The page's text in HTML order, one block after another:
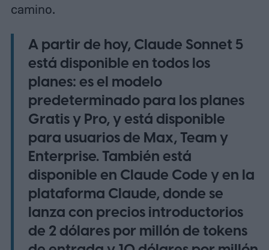
camino.
A partir de hoy, Claude Sonnet 5
está disponible en todos los
planes: es el modelo
predeterminado para los planes
Gratis y Pro, y está disponible
para usuarios de Max, Team y
Enterprise. También está
disponible en Claude Code y en la
plataforma Claude, donde se
lanza con precios introductorios
de 2 dólares por millón de tokens